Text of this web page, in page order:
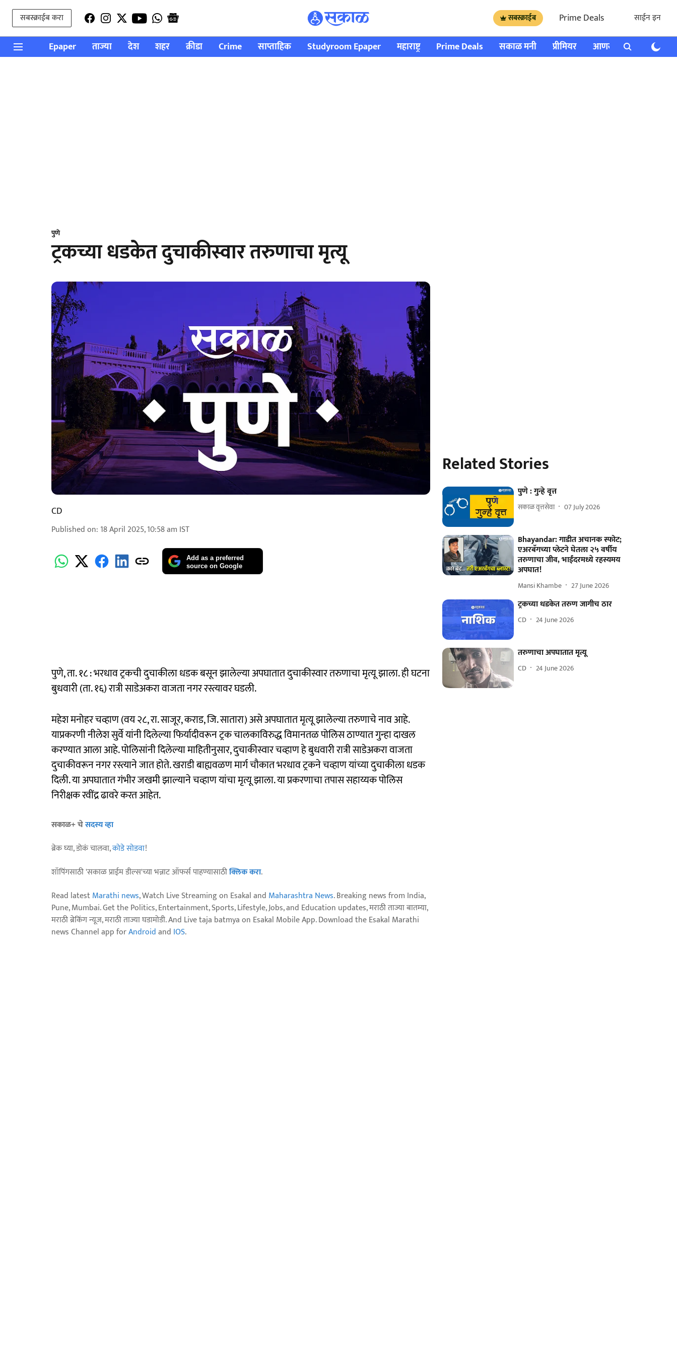
सबस्क्राईब करा सबस्क्राईब Prime Deals साईन इन
Epaper ताज्या देश शहर क्रीडा Crime साप्ताहिक Studyroom Epaper महाराष्ट्र Prime Deals सकाळ मनी प्रीमियर आणखी राशी भविष्य
पुणे
ट्रकच्या धडकेत दुचाकीस्वार तरुणाचा मृत्यू
CD
Published on: 18 April 2025, 10:58 am IST
Add as a preferred
source on Google
पुणे, ता. १८ : भरधाव ट्रकची दुचाकीला धडक बसून झालेल्या अपघातात दुचाकीस्वार तरुणाचा मृत्यू झाला. ही घटना
बुधवारी (ता. १६) रात्री साडेअकरा वाजता नगर रस्त्यावर घडली.
महेश मनोहर चव्हाण (वय २८, रा. साजूर, कराड, जि. सातारा) असे अपघातात मृत्यू झालेल्या तरुणाचे नाव आहे.
याप्रकरणी नीलेश सुर्वे यांनी दिलेल्या फिर्यादीवरून ट्रक चालकाविरुद्ध विमानतळ पोलिस ठाण्यात गुन्हा दाखल
करण्यात आला आहे. पोलिसांनी दिलेल्या माहितीनुसार, दुचाकीस्वार चव्हाण हे बुधवारी रात्री साडेअकरा वाजता
दुचाकीवरून नगर रस्त्याने जात होते. खराडी बाह्यवळण मार्ग चौकात भरधाव ट्रकने चव्हाण यांच्या दुचाकीला धडक
दिली. या अपघातात गंभीर जखमी झाल्याने चव्हाण यांचा मृत्यू झाला. या प्रकरणाचा तपास सहाय्यक पोलिस
निरीक्षक रवींद्र ढावरे करत आहेत.
सकाळ+ चेसदस्य व्हा
ब्रेक घ्या, डोकं चालवा,कोडे सोडवा!
शॉपिंगसाठी 'सकाळ प्राईम डील्स'च्या भन्नाट ऑफर्स पाहण्यासाठीक्लिक करा.
Read latestMarathi news, Watch Live Streaming on Esakal and Maharashtra News. Breaking news from India,
Pune, Mumbai. Get the Politics, Entertainment, Sports, Lifestyle, Jobs, and Education updates, मराठी ताज्या बातम्या,
मराठी ब्रेकिंग न्यूज, मराठी ताज्या घडामोडी. And Live taja batmya on Esakal Mobile App. Download the Esakal Marathi
news Channel app forAndroidand IOS.
Related Stories
पुणे : गुन्हे वृत्त
सकाळ वृत्तसेवा 07 July 2026
Bhayandar: गाडीत अचानक स्फोट;
एअरबॅगच्या प्लेटने घेतला २५ वर्षीय
तरुणाचा जीव, भाईंदरमध्ये रहस्यमय
अपघात!
Mansi Khambe 27 June 2026
ट्रकच्या धडकेत तरुण जागीच ठार
CD 24 June 2026
तरुणाचा अपघातात मृत्यू
CD 24 June 2026